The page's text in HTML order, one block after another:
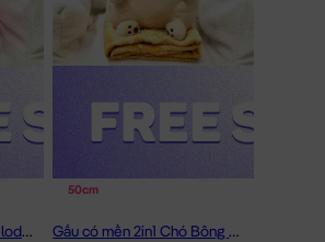
Gấu có mền 2in1 Gấu Melody Đầm Hồng Ôm Tim
50cm
Gấu có mền 2in1 Chó Bông Mặt Xệ Đội Gà